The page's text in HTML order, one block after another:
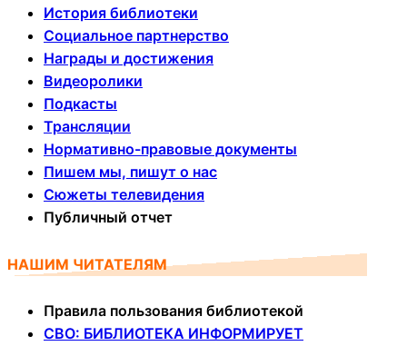
История библиотеки
Социальное партнерство
Награды и достижения
Видеоролики
Подкасты
Трансляции
Нормативно-правовые документы
Пишем мы, пишут о нас
Сюжеты телевидения
Публичный отчет
НАШИМ ЧИТАТЕЛЯМ
Правила пользования библиотекой
СВО: БИБЛИОТЕКА ИНФОРМИРУЕТ